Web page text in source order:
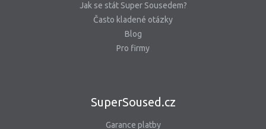
Jak se stát Super Sousedem?
Často kladené otázky
Blog
Pro firmy
SuperSoused.cz
Garance platby